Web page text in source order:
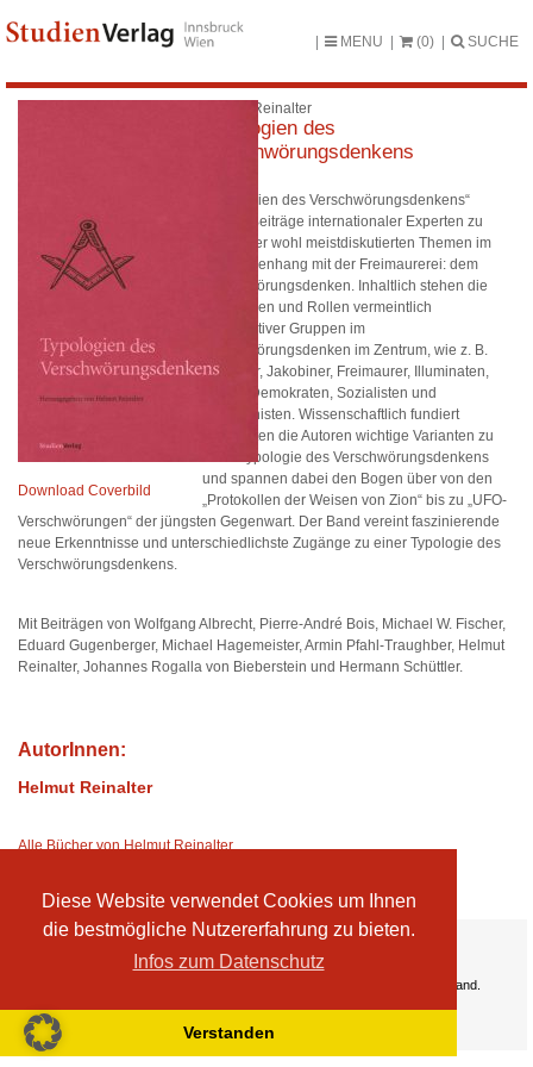
Diese Website verwendet Cookies um Ihnen
die bestmögliche Nutzererfahrung zu bieten.
Infos zum Datenschutz
Verstanden
MENU (0) SUCHE
Download Coverbild
Helmut Reinalter
Typologien des
Verschwörungsdenkens
„Typologien des Verschwörungsdenkens“
vereint Beiträge internationaler Experten zu
einem der wohl meistdiskutierten Themen im
Zusammenhang mit der Freimaurerei: dem
Verschwörungsdenken. Inhaltlich stehen die
Funktionen und Rollen vermeintlich
konspirativer Gruppen im
Verschwörungsdenken im Zentrum, wie z. B.
Aufklärer, Jakobiner, Freimaurer, Illuminaten,
Juden, Demokraten, Sozialisten und
Kommunisten. Wissenschaftlich fundiert
beleuchten die Autoren wichtige Varianten zu
einer Typologie des Verschwörungsdenkens
und spannen dabei den Bogen über von den
„Protokollen der Weisen von Zion“ bis zu „UFO-
Verschwörungen“ der jüngsten Gegenwart. Der Band vereint faszinierende
neue Erkenntnisse und unterschiedlichste Zugänge zu einer Typologie des
Verschwörungsdenkens.
Mit Beiträgen von Wolfgang Albrecht, Pierre-André Bois, Michael W. Fischer,
Eduard Gugenberger, Michael Hagemeister, Armin Pfahl-Traughber, Helmut
Reinalter, Johannes Rogalla von Bieberstein und Hermann Schüttler.
AutorInnen:
Helmut Reinalter
Alle Bücher von Helmut Reinalter
Wir liefern kostenlos ab EUR 50,- Bestellwert nach Österreich und Deutschland.
Wir akzeptieren Kreditkarte, PayPal, Sofortüberweisung